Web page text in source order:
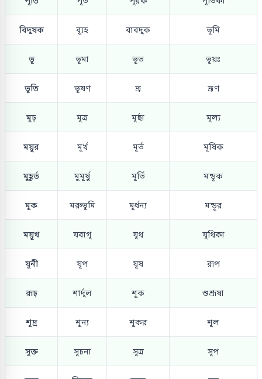
বিদূষক ব্যূহ বাবদূক ভূমি
ভূ ভূমা ভূত ভূয়ঃ
ভূতি ভূষণ ভ্রূ ভ্রূণ
মূঢ় মূত্র মূর্ছা মূল্য
ময়ূর মূর্খ মূর্ত মূষিক
মুহূর্ত মুমূর্ষু মূর্তি মন্ডূক
মূক মরুভূমি মূর্ধন্য মন্ডূর
ময়ূখ যবাগূ যূথ যূথিকা
যূনী যূপ যূষ রূপ
রূঢ় শার্দূল শূক শুশ্রূষা
শূদ্র শূন্য শূকর শূল
সূক্ত সূচনা সূত্র সূপ